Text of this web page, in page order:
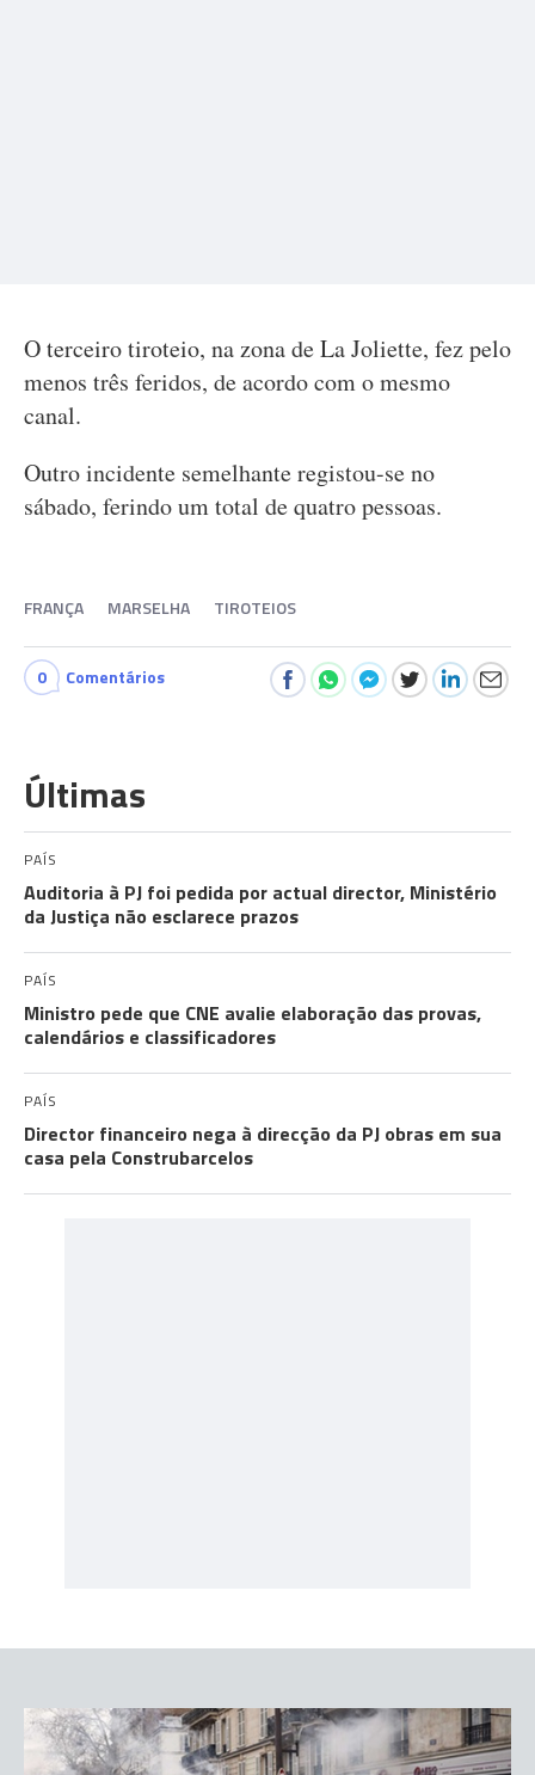
O terceiro tiroteio, na zona de La Joliette, fez pelo
menos três feridos, de acordo com o mesmo
canal.
Outro incidente semelhante registou-se no
sábado, ferindo um total de quatro pessoas.
FRANÇA MARSELHA TIROTEIOS
0 Comentários
Últimas
PAÍS
Auditoria à PJ foi pedida por actual director, Ministério
da Justiça não esclarece prazos
PAÍS
Ministro pede que CNE avalie elaboração das provas,
calendários e classificadores
PAÍS
Director financeiro nega à direcção da PJ obras em sua
casa pela Construbarcelos